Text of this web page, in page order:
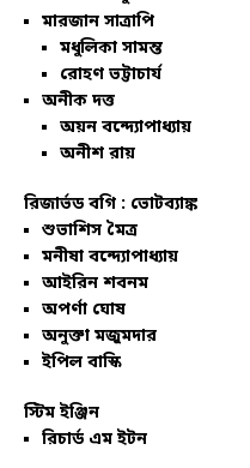
মারজান সাত্রাপি
মধুলিকা সামন্ত
রোহণ ভট্টাচার্য
অনীক দত্ত
অয়ন বন্দ্যোপাধ্যায়
অনীশ রায়
রিজার্ভড বগি : ভোটব্যাঙ্ক
শুভাশিস মৈত্র
মনীষা বন্দ্যোপাধ্যায়
আইরিন শবনম
অপর্ণা ঘোষ
অনুক্তা মজুমদার
ইপিল বাস্কি
স্টিম ইঞ্জিন
রিচার্ড এম ইটন